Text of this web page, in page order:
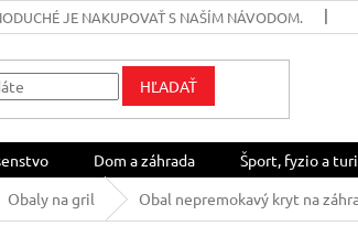
JE NAKUPOVAŤ S NAŠÍM NÁVODOM.
HĽADAŤ
Dom a záhrada Šport, fyzio a
Obaly na gril Obal nepremokavý kryt na